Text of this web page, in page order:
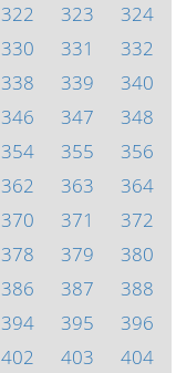
322 323
324
330 331
332
338 339
340
346 347
348
354 355
356
362 363
364
370 371
372
378 379
380
386 387
388
394 395
396
402 403 404